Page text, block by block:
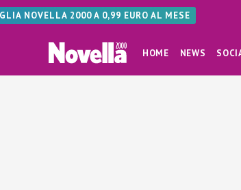
NOVELLA 2000 A 0,99 EURO AL MESE
HOME NEWS